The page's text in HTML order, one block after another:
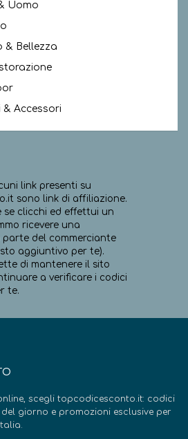
Uomo
& Bellezza
& Accessori
link presenti su
sono link di affiliazione.
se clicchi ed effettui un
ricevere una
parte del commerciante
aggiuntivo per te).
di mantenere il sito
a verificare i codici
te.
scegli topcodicesconto.it: codici
giorno e promozioni esclusive per